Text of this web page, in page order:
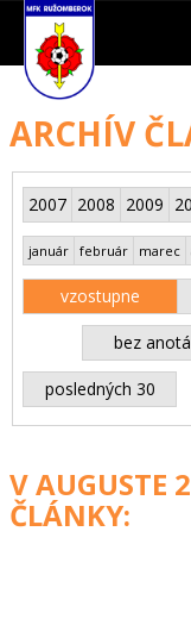
ARCHÍV
2007 2008 2009
január február marec
vzostupne
bez
posledných 30
V AUGUSTE
ČLÁNKY: